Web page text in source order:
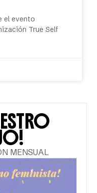
el evento
True Self
MENSUAL